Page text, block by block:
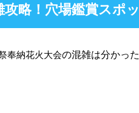
攻略！穴場鑑賞スポ
奉納花火大会の混雑は分かっ